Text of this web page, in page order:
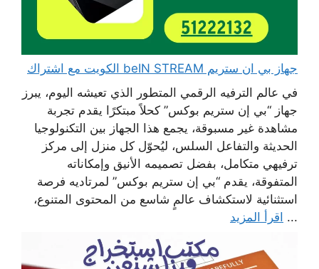
جهاز بي ان ستريم beIN STREAM الكويت مع اشتراك
في عالم الترفيه الرقمي المتطور الذي تعيشه اليوم، يبرز
جهاز “بي إن ستريم بوكس” كحلاً مبتكرًا يقدم تجربة
مشاهدة غير مسبوقة، يجمع هذا الجهاز بين التكنولوجيا
الحديثة والتفاعل السلس، ليُحوّل كل منزل إلى مركز
ترفيهي متكامل، بفضل تصميمه الأنيق وإمكاناته
المتفوقة، يقدم “بي إن ستريم بوكس” لمرتاديه فرصة
استثنائية لاستكشاف عالمٍ شاسع من المحتوى المتنوع،
... اقرأ المزيد